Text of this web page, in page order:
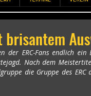
brisantem
ERC-Fans endlich ein
Nach dem
die Gruppe des